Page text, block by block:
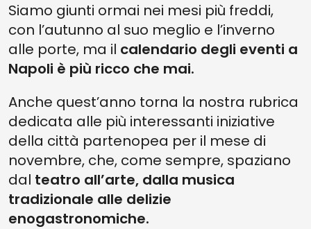
3. FRANCESCO DE GREGORI IN CONCERTO AL TEATRO AUGUSTEO
2. VOMERO MUSIC FESTIVAL II EDIZIONE
1. GUSTUS, EXPO DEI SAPORI MEDITERRANEI
EVENTI E MOSTRE DA NON PERDERE A NAPOLI A NOVEMBRE 2025:
FESTEGGIAMENTI IN GRANDE STILE
Siamo giunti ormai nei mesi più freddi,
con l’autunno al suo meglio e l’inverno
alle porte, ma il calendario degli eventi a
Napoli è più ricco che mai.
Anche quest’anno torna la nostra rubrica
dedicata alle più interessanti iniziative
della città partenopea per il mese di
novembre, che, come sempre, spaziano
dal teatro all’arte, dalla musica
tradizionale alle delizie
enogastronomiche.